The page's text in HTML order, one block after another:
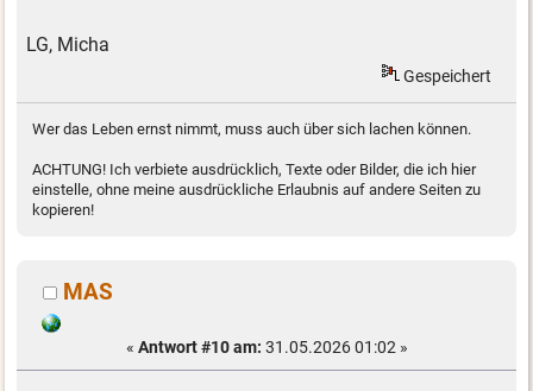
LG, Micha
Gespeichert
Wer das Leben ernst nimmt, muss auch über sich lachen können.
ACHTUNG! Ich verbiete ausdrücklich, Texte oder Bilder, die ich hier
einstelle, ohne meine ausdrückliche Erlaubnis auf andere Seiten zu
kopieren!
MAS
« Antwort #10 am: 31.05.2026 01:02 »